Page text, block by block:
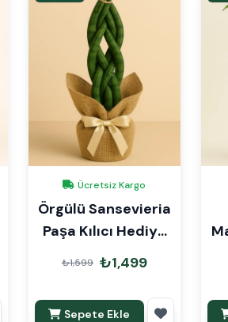
Ücretsiz Kargo
Örgülü Sansevieria
Paşa Kılıcı Hediye
Paketli
₺1,599 ₺1,499
Sepete Ekle